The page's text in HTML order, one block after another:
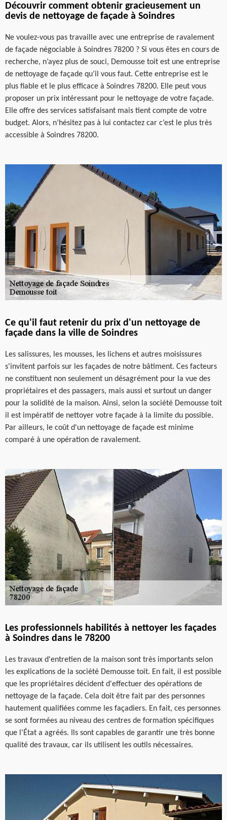
Découvrir comment obtenir gracieusement un
devis de nettoyage de façade à Soindres
Ne voulez-vous pas travaille avec une entreprise de ravalement
de façade négociable à Soindres 78200 ? Si vous êtes en cours de
recherche, n’ayez plus de souci, Demousse toit est une entreprise
de nettoyage de façade qu’il vous faut. Cette entreprise est le
plus fiable et le plus efficace à Soindres 78200. Elle peut vous
proposer un prix intéressant pour le nettoyage de votre façade.
Elle offre des services satisfaisant mais tient compte de votre
budget. Alors, n’hésitez pas à lui contactez car c’est le plus très
accessible à Soindres 78200.
Ce qu'il faut retenir du prix d'un nettoyage de
façade dans la ville de Soindres
Les salissures, les mousses, les lichens et autres moisissures
s'invitent parfois sur les façades de notre bâtiment. Ces facteurs
ne constituent non seulement un désagrément pour la vue des
propriétaires et des passagers, mais aussi et surtout un danger
pour la solidité de la maison. Ainsi, selon la société Demousse toit
il est impératif de nettoyer votre façade à la limite du possible.
Par ailleurs, le coût d'un nettoyage de façade est minime
comparé à une opération de ravalement.
Les professionnels habilités à nettoyer les façades
à Soindres dans le 78200
Les travaux d'entretien de la maison sont très importants selon
les explications de la société Demousse toit. En fait, il est possible
que les propriétaires décident d'effectuer des opérations de
nettoyage de la façade. Cela doit être fait par des personnes
hautement qualifiées comme les façadiers. En fait, ces personnes
se sont formées au niveau des centres de formation spécifiques
que l'État a agréés. Ils sont capables de garantir une très bonne
qualité des travaux, car ils utilisent les outils nécessaires.